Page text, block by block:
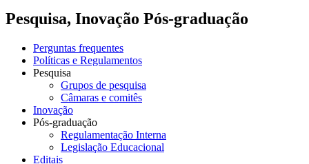
Pesquisa, Inovação Pós-graduação
Perguntas frequentes
Políticas e Regulamentos
Pesquisa
Grupos de pesquisa
Câmaras e comitês
Inovação
Pós-graduação
Regulamentação Interna
Legislação Educacional
Editais